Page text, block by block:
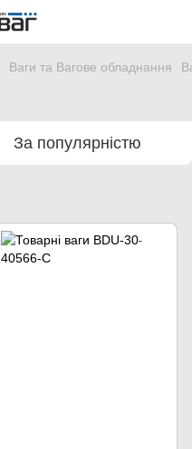
Ваги та Вагове обладнання
За популярністю